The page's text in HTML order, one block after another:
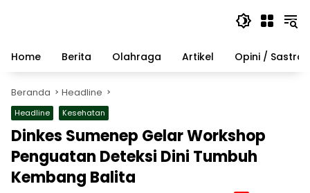
Home
Berita Olahraga Artikel Opini / Sastra
Beranda Headline
Headline Kesehatan
Dinkes Sumenep Gelar Workshop
Penguatan Deteksi Dini Tumbuh
Kembang Balita